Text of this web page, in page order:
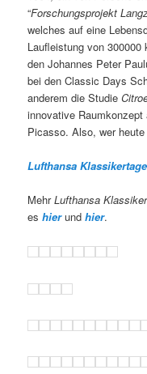
“Forschungsprojekt
welches auf eine
Laufleistung von
den Johannes Peter
bei den Classic Days
anderem die Studie
innovative
Picasso. Also, wer
Lufthansa Klassikertage
MehrLufthansa
eshierundhier.